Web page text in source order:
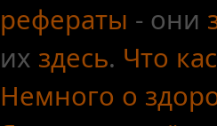
рефераты - они
их здесь. Что
Немного о